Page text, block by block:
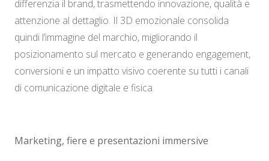
differenzia il brand, trasmettendo innovazione, qualità e
attenzione al dettaglio. Il 3D emozionale consolida
quindi l’immagine del marchio, migliorando il
posizionamento sul mercato e generando engagement,
conversioni e un impatto visivo coerente su tutti i canali
di comunicazione digitale e fisica.
Marketing, fiere e presentazioni immersive